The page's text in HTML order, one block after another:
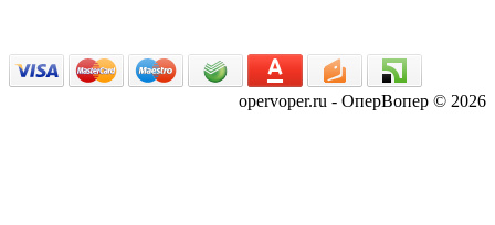
opervoper.ru - ОперВопер © 2026